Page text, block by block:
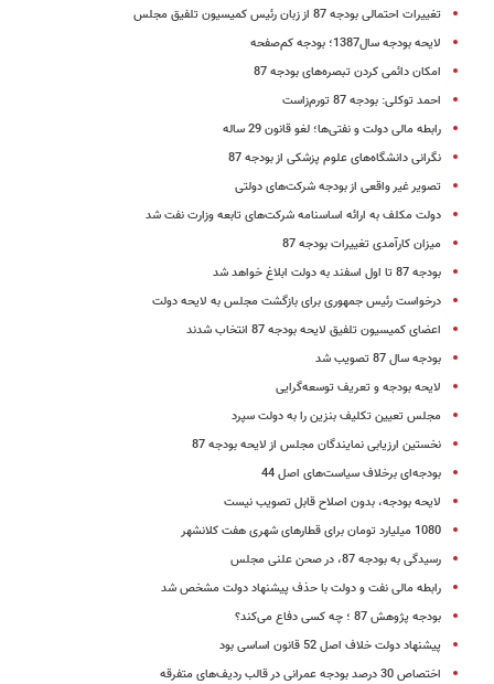
تغییرات احتمالی بودجه 87 از زبان رئیس کمیسیون تلفیق مجلس
لایحه بودجه سال1387؛ بودجه کم‌صفحه
امکان دائمی کردن تبصره‌های بودجه 87
احمد توکلی: بودجه 87 تورم‌زاست
رابطه مالی دولت و نفتی‌ها؛ لغو قانون 29 ساله
نگرانی دانشگاه‌های علوم پزشکی از بودجه 87
تصویر غیر واقعی از بودجه شرکت‌های دولتی
دولت مکلف به ارائه اساسنامه شرکت‌های تابعه وزارت نفت شد
میزان کارآمدی تغییرات بودجه 87
بودجه 87 تا اول اسفند به دولت ابلاغ خواهد شد
درخواست رئیس جمهوری برای بازگشت مجلس به لایحه دولت
اعضای کمیسیون تلفیق لایحه بودجه 87 انتخاب شدند
بودجه سال 87 تصویب شد
لایحه بودجه و تعریف توسعه‌گرایی
مجلس تعیین تکلیف بنزین را به دولت سپرد
نخستین ارزیابی نمایندگان مجلس از لایحه بودجه 87
بودجه‌ای برخلاف سیاست‌های اصل 44
لایحه بودجه، بدون اصلاح قابل تصویب نیست
1080 میلیارد تومان برای قطارهای شهری هفت کلانشهر
رسیدگی به بودجه 87، در صحن علنی مجلس
رابطه مالی نفت و دولت با حذف پیشنهاد دولت مشخص شد
بودجه پژوهش 87 ؛ چه کسی دفاع می‌کند؟
پیشنهاد دولت خلاف اصل 52 قانون اساسی بود
اختصاص 30 درصد بودجه عمرانی در قالب ردیف‌های متفرقه